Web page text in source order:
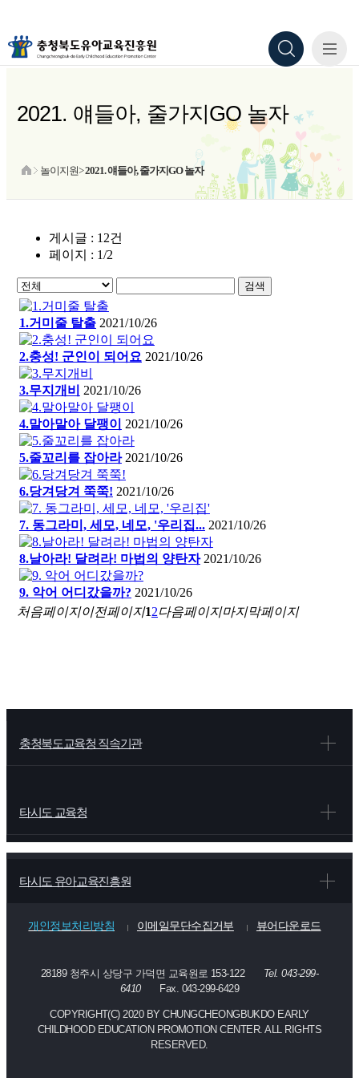
2021. 얘들아, 줄가지GO 놀자
놀이지원>2021. 얘들아, 줄가지GO 놀자
게시글 : 12건
페이지 : 1/2
검색
1.거미줄 탈출 2021/10/26
2.충성! 군인이 되어요 2021/10/26
3.무지개비 2021/10/26
4.말아말아 달팽이 2021/10/26
5.줄꼬리를 잡아라 2021/10/26
6.당겨당겨 쭉쭉! 2021/10/26
7. 동그라미, 세모, 네모, '우리집... 2021/10/26
8.날아라! 달려라! 마법의 양탄자 2021/10/26
9. 악어 어디갔을까? 2021/10/26
처음페이지이전페이지12다음페이지마지막페이지
충청북도교육청 직속기관
타시도 교육청
타시도 유아교육진흥원
개인정보처리방침 이메일무단수집거부 뷰어다운로드
28189 청주시 상당구 가덕면 교육원로 153-122
Tel. 043-299-
6410
Fax. 043-299-6429
COPYRIGHT(C) 2020 BY CHUNGCHEONGBUKDO EARLY
CHILDHOOD EDUCATION PROMOTION CENTER. ALL RIGHTS
RESERVED.